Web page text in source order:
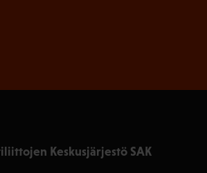
Keskusjärjestö SAK